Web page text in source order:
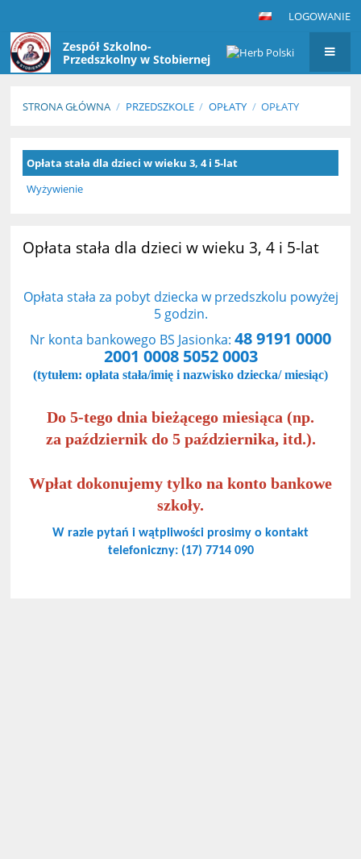
LOGOWANIE
Zespół Szkolno-
Przedszkolny w Stobiernej
STRONA GŁÓWNA / PRZEDSZKOLE / OPŁATY / OPŁATY
Opłaty
Opłata stała dla dzieci w wieku 3, 4 i 5-lat
Wyżywienie
Opłata stała dla dzieci w wieku 3, 4 i 5-lat
Opłata stała za pobyt dziecka w przedszkolu powyżej
5 godzin.
Nr konta bankowego BS Jasionka: 48 9191 0000
2001 0008 5052 0003
(tytułem: opłata stała/imię i nazwisko dziecka/ miesiąc)
Do 5-tego dnia bieżącego miesiąca (np.
za październik do 5 października, itd.).
Wpłat dokonujemy tylko na konto bankowe
szkoły.
W razie pytań i wątpliwości prosimy o kontakt
telefoniczny: (17) 7714 090